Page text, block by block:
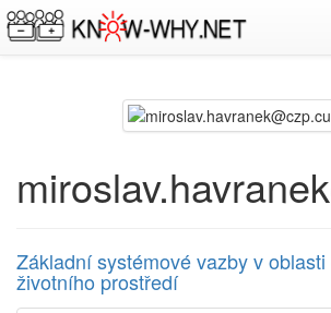
Základní systémové vazby v
životního prostředí